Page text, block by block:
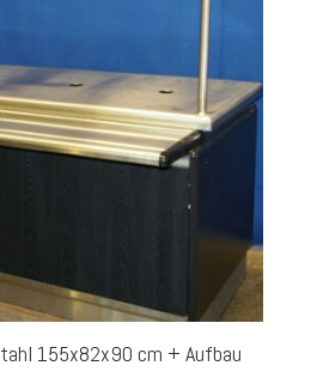
155x82x90 cm + Aufbau